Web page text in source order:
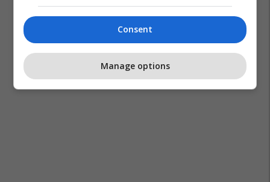
Consent
Manage options